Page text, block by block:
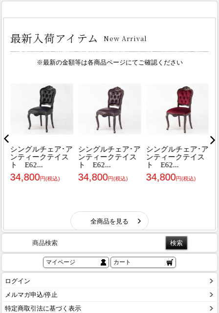
商品検索
マイページ カート
ログイン
メルマガ申込/停止
特定商取引法に基づく表示